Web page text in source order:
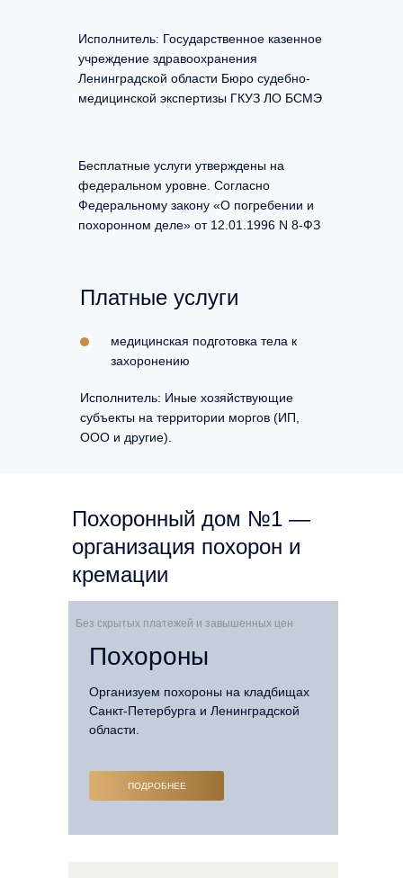
медицинская подготовка тела к
захоронению
Платные услуги
Исполнитель: Государственное казенное
учреждение здравоохранения
Ленинградской области Бюро судебно-
медицинской экспертизы ГКУЗ ЛО БСМЭ
Бесплатные услуги утверждены на
федеральном уровне. Согласно
Федеральному закону «О погребении и
похоронном деле» от 12.01.1996 N 8-ФЗ
Исполнитель: Иные хозяйствующие
субъекты на территории моргов (ИП,
ООО и другие).
Похоронный дом №1 —
организация похорон и
кремации
Без скрытых платежей и завышенных цен
Организуем похороны на кладбищах
Санкт-Петербурга и Ленинградской
области.
Похороны
ПОДРОБНЕЕ